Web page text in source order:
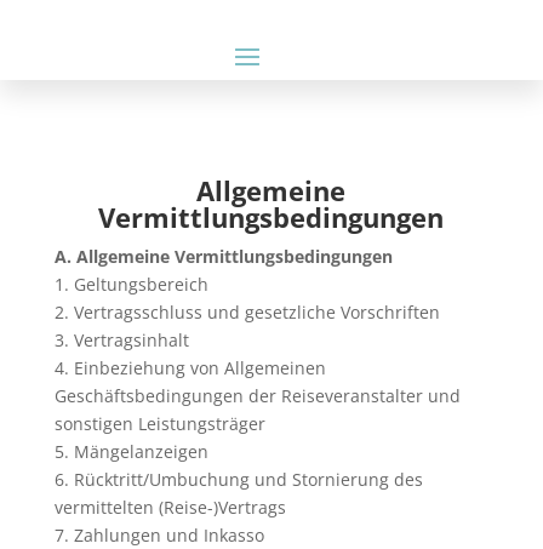
Allgemeine
Vermittlungsbedingungen
A. Allgemeine Vermittlungsbedingungen
1. Geltungsbereich
2. Vertragsschluss und gesetzliche Vorschriften
3. Vertragsinhalt
4. Einbeziehung von Allgemeinen
Geschäftsbedingungen der Reiseveranstalter und
sonstigen Leistungsträger
5. Mängelanzeigen
6. Rücktritt/Umbuchung und Stornierung des
vermittelten (Reise-)Vertrags
7. Zahlungen und Inkasso